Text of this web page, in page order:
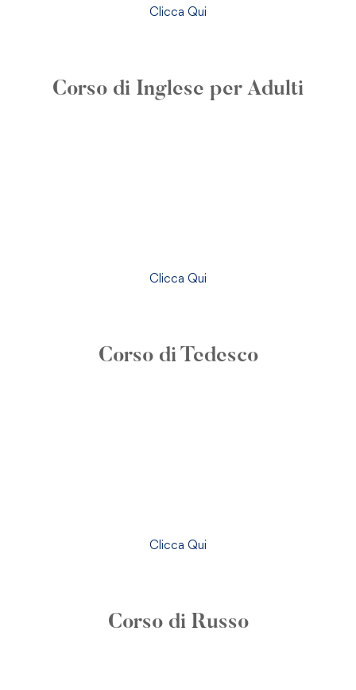
Clicca Qui
COMING SOON
Corso di Inglese per Adulti
Clicca Qui
Corso di Tedesco
Clicca Qui
COMING SOON
Corso di Russo